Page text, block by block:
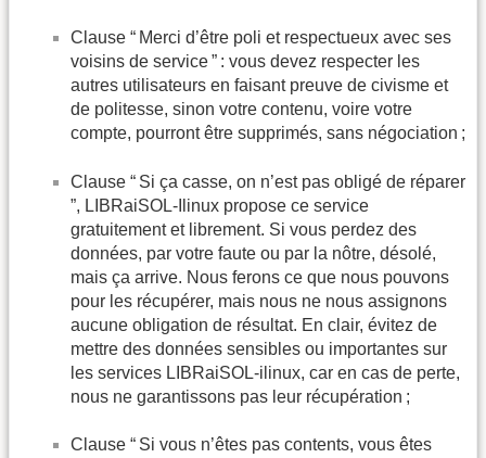
Clause “ Merci d’être poli et respectueux avec ses
voisins de service ” : vous devez respecter les
autres utilisateurs en faisant preuve de civisme et
de politesse, sinon votre contenu, voire votre
compte, pourront être supprimés, sans négociation ;
Clause “ Si ça casse, on n’est pas obligé de réparer
”, LIBRaiSOL-Ilinux propose ce service
gratuitement et librement. Si vous perdez des
données, par votre faute ou par la nôtre, désolé,
mais ça arrive. Nous ferons ce que nous pouvons
pour les récupérer, mais nous ne nous assignons
aucune obligation de résultat. En clair, évitez de
mettre des données sensibles ou importantes sur
les services LIBRaiSOL-ilinux, car en cas de perte,
nous ne garantissons pas leur récupération ;
Clause “ Si vous n’êtes pas contents, vous êtes